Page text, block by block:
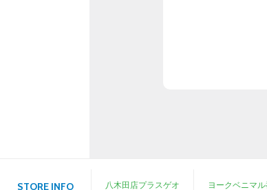
STORE INFO 八木田店プラスゲオ ヨークベニマ